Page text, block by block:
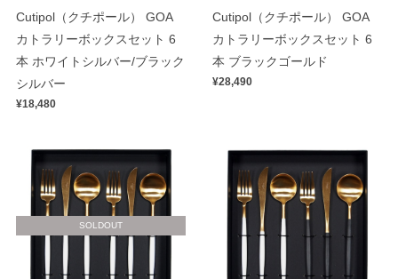
Cutipol（クチポール） GOA
カトラリーボックスセット 6
本 ホワイトシルバー/ブラック
シルバー
¥18,480
Cutipol（クチポール） GOA
カトラリーボックスセット 6
本 ブラックゴールド
¥28,490
SOLDOUT